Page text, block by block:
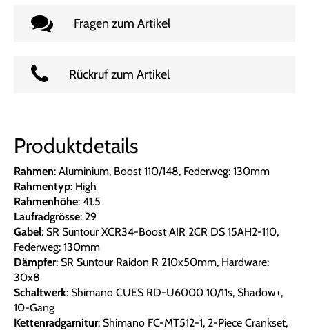
Fragen zum Artikel
Rückruf zum Artikel
Produktdetails
Rahmen: Aluminium, Boost 110/148, Federweg: 130mm
Rahmentyp: High
Rahmenhöhe: 41.5
Laufradgrösse: 29
Gabel: SR Suntour XCR34-Boost AIR 2CR DS 15AH2-110,
Federweg: 130mm
Dämpfer: SR Suntour Raidon R 210x50mm, Hardware:
30x8
Schaltwerk: Shimano CUES RD-U6000 10/11s, Shadow+,
10-Gang
Kettenradgarnitur: Shimano FC-MT512-1, 2-Piece Crankset,